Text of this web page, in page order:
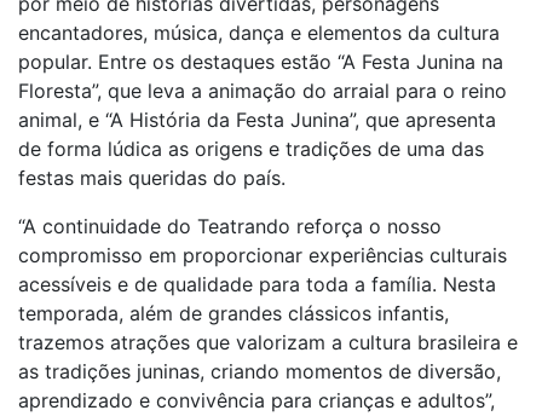
encantadores, música, dança e elementos da cultura
popular. Entre os destaques estão “A Festa Junina na
Floresta”, que leva a animação do arraial para o reino
animal, e “A História da Festa Junina”, que apresenta
de forma lúdica as origens e tradições de uma das
festas mais queridas do país.
“A continuidade do Teatrando reforça o nosso
compromisso em proporcionar experiências culturais
acessíveis e de qualidade para toda a família. Nesta
temporada, além de grandes clássicos infantis,
trazemos atrações que valorizam a cultura brasileira e
as tradições juninas, criando momentos de diversão,
aprendizado e convivência para crianças e adultos”,